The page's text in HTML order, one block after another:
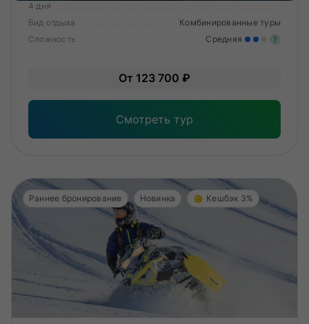
4 дня
Вид отдыха
Комбинированные туры
Сложность
Средняя ?
От 123 700 ₽
Смотреть тур
Раннее бронирование Новинка Кешбэк 3%